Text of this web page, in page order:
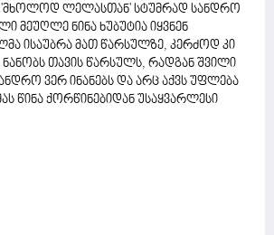
'მხოლოდ ლელასთან' სტუმრად სანდრო
მეუღლე ნინა ხუბუტია იყვნენ
ისაუბრა მათ წარსულზე, კერძოდ კი
ნანობს თავის წარსულს, რადგან შვილი
ვერ ინანებს და არც აქვს უფლება
წინა ქორწინებიდან უსაყვარლესი